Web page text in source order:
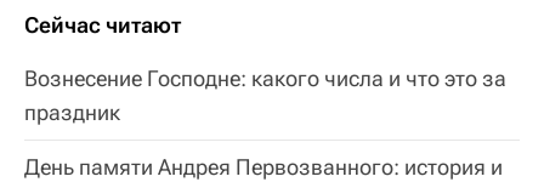
Сейчас читают
Вознесение Господне: какого числа и что это за
праздник
День памяти Андрея Первозванного: история и